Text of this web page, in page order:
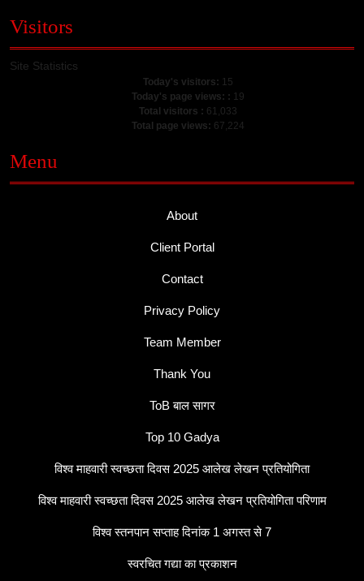
Visitors
Site Statistics
Today's visitors: 15
Today's page views: : 19
Total visitors : 61,033
Total page views: 67,224
Menu
About
Client Portal
Contact
Privacy Policy
Team Member
Thank You
ToB बाल सागर
Top 10 Gadya
विश्व माहवारी स्वच्छता दिवस 2025 आलेख लेखन प्रतियोगिता
विश्व माहवारी स्वच्छता दिवस 2025 आलेख लेखन प्रतियोगिता परिणाम
विश्व स्तनपान सप्ताह दिनांक 1 अगस्त से 7
स्वरचित गद्या का प्रकाशन